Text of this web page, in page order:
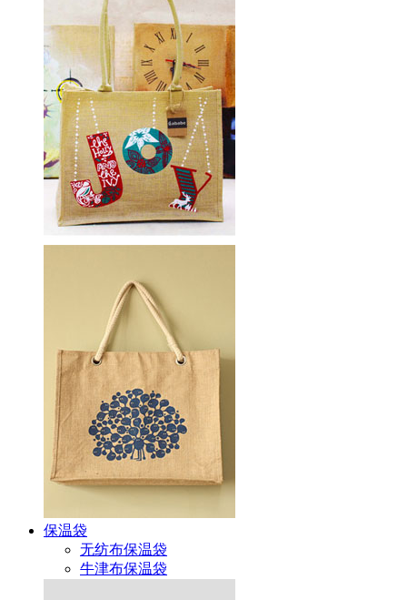
保温袋
无纺布保温袋
牛津布保温袋